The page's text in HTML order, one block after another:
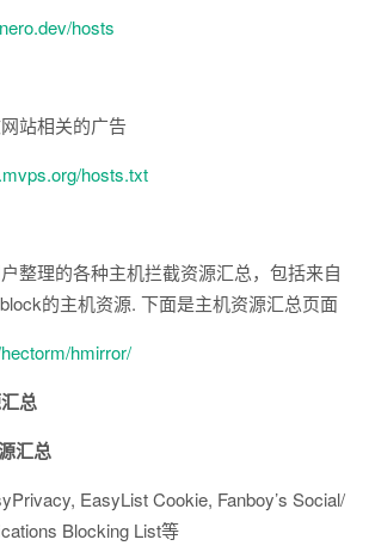
hosts
站相关的广告
hosts.txt
整理的各种主机拦截资源汇总，包括来自
的主机资源. 下面是主机资源汇总页面
hmirror/
总
汇总
EasyList Cookie, Fanboy’s Social/
Blocking List等